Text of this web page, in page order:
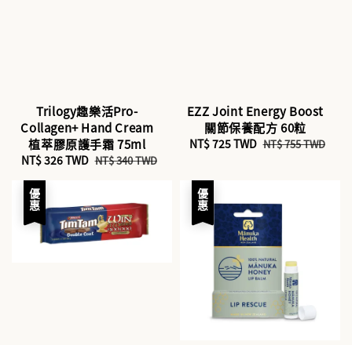
Trilogy趣樂活Pro-
Collagen+ Hand Cream
植萃膠原護手霜 75ml
Sale
price
NT$ 326 TWD Regular
NT$ 340 TWD
EZZ Joint Energy Boost
關節保養配方 60粒
Sale
NT$ 725 TWD Regular
NT$ 755 TWD
優惠 優惠